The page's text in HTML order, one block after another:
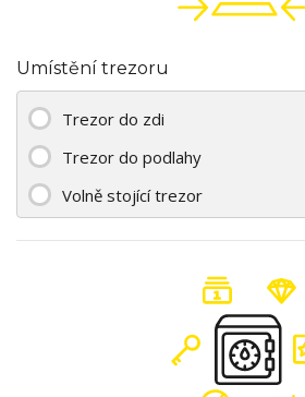
Umístění trezoru
Trezor do zdi
Trezor do podlahy
Volně stojící trezor